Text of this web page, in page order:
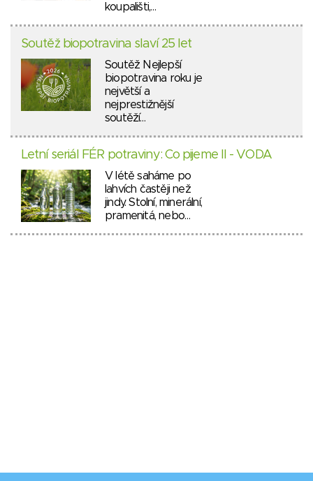
koupališti,…
Soutěž biopotravina slaví 25 let
Soutěž Nejlepší
biopotravina roku je
největší a
nejprestižnější
soutěží…
Letní seriál FÉR potraviny: Co pijeme II - VODA
V létě saháme po
lahvích častěji než
jindy. Stolní, minerální,
pramenitá, nebo…